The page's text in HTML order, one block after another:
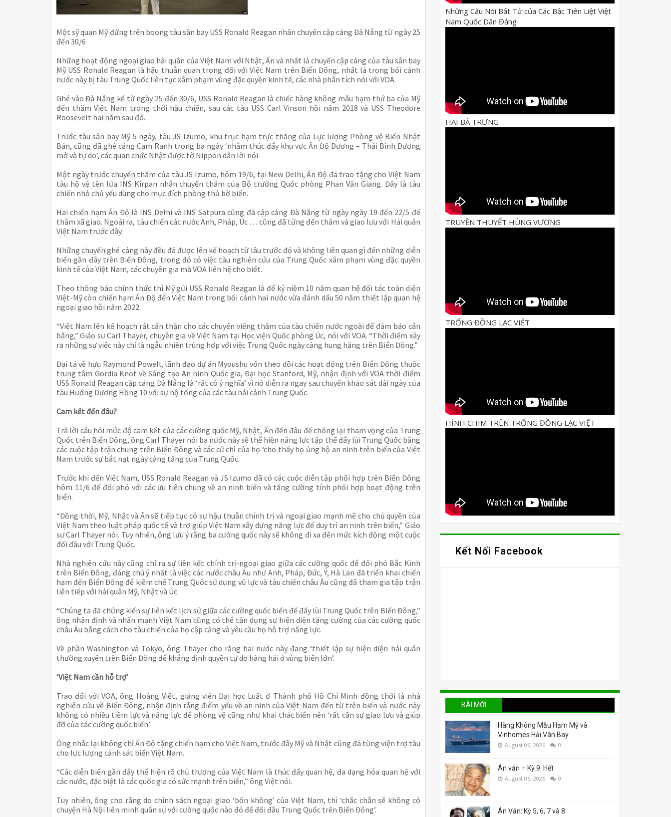
Một sỹ quan Mỹ đứng trên boong tàu sân bay USS Ronald Reagan nhân chuyến cập cảng Đà Nẵng từ ngày 25
đến 30/6
Những hoạt động ngoại giao hải quân của Việt Nam với Nhật, Ấn và nhất là chuyến cập cảng của tàu sân bay
Mỹ USS Ronald Reagan là hậu thuẫn quan trọng đối với Việt Nam trên Biển Đông, nhất là trong bối cảnh
nước này bị tàu Trung Quốc liên tục xâm phạm vùng đặc quyền kinh tế, các nhà phân tích nói với VOA.
Ghé vào Đà Nẵng kể từ ngày 25 đến 30/6, USS Ronald Reagan là chiếc hàng không mẫu hạm thứ ba của Mỹ
đến thăm Việt Nam trong thời hậu chiến, sau các tàu USS Carl Vinson hồi năm 2018 và USS Theodore
Roosevelt hai năm sau đó.
Trước tàu sân bay Mỹ 5 ngày, tàu JS Izumo, khu trục hạm trực thăng của Lực lượng Phòng vệ Biển Nhật
Bản, cũng đã ghé cảng Cam Ranh trong ba ngày ‘nhằm thúc đẩy khu vực Ấn Độ Dương – Thái Bình Dương
mở và tự do’, các quan chức Nhật được tờ Nippon dẫn lời nói.
Một ngày trước chuyến thăm của tàu JS Izumo, hôm 19/6, tại New Delhi, Ấn Độ đã trao tặng cho Việt Nam
tàu hộ vệ tên lửa INS Kirpan nhân chuyến thăm của Bộ trưởng Quốc phòng Phan Văn Giang. Đây là tàu
chiến nhỏ chủ yếu dùng cho mục đích phòng thủ bờ biển.
Hai chiến hạm Ấn Độ là INS Delhi và INS Satpura cũng đã cập cảng Đà Nẵng từ ngày ngày 19 đến 22/5 để
thăm xã giao. Ngoài ra, tàu chiến các nước Anh, Pháp, Úc … cũng đã từng đến thăm và giao lưu với Hải quân
Việt Nam trước đây.
Những chuyến ghé cảng này đều đã được lên kế hoạch từ lâu trước đó và không liên quan gì đến những diễn
biến gần đây trên Biển Đông, trong đó có việc tàu nghiên cứu của Trung Quốc xâm phạm vùng đặc quyền
kinh tế của Việt Nam, các chuyên gia mà VOA liên hệ cho biết.
Theo thông báo chính thức thì Mỹ gửi USS Ronald Reagan là để kỷ niệm 10 năm quan hệ đối tác toàn diện
Việt-Mỹ còn chiến hạm Ấn Độ đến Việt Nam trong bối cảnh hai nước vừa đánh dấu 50 năm thiết lập quan hệ
ngoại giao hồi năm 2022.
“Việt Nam lên kế hoạch rất cẩn thận cho các chuyến viếng thăm của tàu chiến nước ngoài để đảm bảo cân
bằng,” Giáo sư Carl Thayer, chuyên gia về Việt Nam tại Học viện Quốc phòng Úc, nói với VOA. “Thời điểm xảy
ra những sự việc này chỉ là ngẫu nhiên trùng hợp với việc Trung Quốc ngày càng hung hăng trên Biển Đông.”
Đại tá về hưu Raymond Powell, lãnh đạo dự án Myoushu vốn theo dõi các hoạt động trên Biển Đông thuộc
trung tâm Gordia Knot về Sáng tạo An ninh Quốc gia, Đại học Stanford, Mỹ, nhận định với VOA thời điểm
USS Ronald Reagan cập cảng Đà Nẵng là ‘rất có ý nghĩa’ vì nó diễn ra ngay sau chuyến khảo sát dài ngày của
tàu Hướng Dương Hồng 10 với sự hộ tống của các tàu hải cảnh Trung Quốc.
Cam kết đến đâu?
Trả lời câu hỏi mức độ cam kết của các cường quốc Mỹ, Nhật, Ấn đến đâu để chống lại tham vọng của Trung
Quốc trên Biển Đông, ông Carl Thayer nói ba nước này sẽ thể hiện năng lực tập thể đẩy lùi Trung Quốc bằng
các cuộc tập trận chung trên Biển Đông và các cử chỉ của họ ‘cho thấy họ ủng hộ an ninh trên biển của Việt
Nam trước sự bắt nạt ngày càng tăng của Trung Quốc.
Trước khi đến Việt Nam, USS Ronald Reagan và JS Izumo đã có các cuộc diễn tập phối hợp trên Biển Đông
hôm 11/6 để đối phó với các ưu tiên chung về an ninh biển và tăng cường tính phối hợp hoạt động trên
biển.
“Đồng thời, Mỹ, Nhật và Ấn sẽ tiếp tục có sự hậu thuẫn chính trị và ngoại giao mạnh mẽ cho chủ quyền của
Việt Nam theo luật pháp quốc tế và trợ giúp Việt Nam xây dựng năng lực để duy trì an ninh trên biển,” Giáo
sư Carl Thayer nói. Tuy nhiên, ông lưu ý rằng ba cường quốc này sẽ không đi xa đến mức kích động một cuộc
đối đầu với Trung Quốc.
Nhà nghiên cứu này cũng chỉ ra sự liên kết chính trị-ngoại giao giữa các cường quốc để đối phó Bắc Kinh
trên Biển Đông, đáng chú ý nhất là việc các nước châu Âu như Anh, Pháp, Đức, Ý, Hà Lan đã triển khai chiến
hạm đến Biển Đông để kiềm chế Trung Quốc sử dụng vũ lực và tàu chiến châu Âu cũng đã tham gia tập trận
liên tiếp với hải quân Mỹ, Nhật và Úc.
“Chúng ta đã chứng kiến sự liên kết lịch sử giữa các cường quốc biển để đẩy lùi Trung Quốc trên Biển Đông,”
ông nhận định và nhấn mạnh Việt Nam cũng có thể tận dụng sự hiện diện tăng cường của các cường quốc
châu Âu bằng cách cho tàu chiến của họ cập cảng và yêu cầu họ hỗ trợ năng lực.
Về phần Washington và Tokyo, ông Thayer cho rằng hai nước này đang ‘thiết lập sự hiện diện hải quân
thường xuyên trên Biển Đông để khẳng định quyền tự do hàng hải ở vùng biển lớn’.
‘Việt Nam cần hỗ trợ’
Trao đổi với VOA, ông Hoàng Việt, giảng viên Đại học Luật ở Thành phố Hồ Chí Minh đồng thời là nhà
nghiên cứu về Biển Đông, nhận định rằng điểm yếu về an ninh của Việt Nam đến từ trên biển và nước này
không có nhiều tiềm lực và năng lực để phòng vệ cũng như khai thác biển nên ‘rất cần sự giao lưu và giúp
đỡ của các cường quốc biển’.
Ông nhắc lại không chỉ Ấn Độ tặng chiến hạm cho Việt Nam, trước đây Mỹ và Nhật cũng đã từng viện trợ tàu
cho lực lượng cảnh sát biển Việt Nam.
“Các diễn biến gần đây thể hiện rõ chủ trương của Việt Nam là thúc đẩy quan hệ, đa dạng hóa quan hệ với
các nước, đặc biệt là các quốc gia có sức mạnh trên biển,” ông Việt nói.
Tuy nhiên, ông cho rằng do chính sách ngoại giao ‘bốn không’ của Việt Nam, thì ‘chắc chắn sẽ không có
chuyện Hà Nội liên minh quân sự với cường quốc nào đó để đối đầu Trung Quốc trên Biển Đông’.
Những Câu Nói Bất Tử của Các Bậc Tiên Liệt Việt
Nam Quốc Dân Đảng
HAI BÀ TRƯNG
TRUYỀN THUYẾT HÙNG VƯƠNG
TRỐNG ĐỒNG LẠC VIỆT
HÌNH CHIM TRÊN TRỐNG ĐỒNG LẠC VIỆT
Kết Nối Facebook
BÀI MỚI
Hàng Không Mẫu Hạm Mỹ và
Vinhomes Hải Vân Bay
August 06, 2026 0
Án văn – Kỳ 9. Hết
August 06, 2026 0
Án Văn: Kỳ 5, 6, 7 và 8